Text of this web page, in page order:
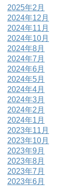
2025年2月
2024年12月
2024年11月
2024年10月
2024年8月
2024年7月
2024年6月
2024年5月
2024年4月
2024年3月
2024年2月
2024年1月
2023年11月
2023年10月
2023年9月
2023年8月
2023年7月
2023年6月